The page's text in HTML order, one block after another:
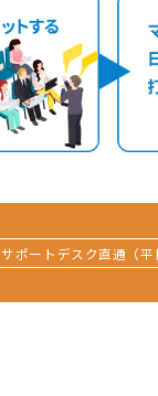
サポートデスク直通（平